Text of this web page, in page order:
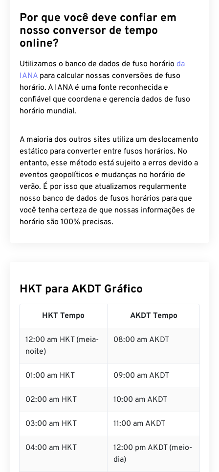
Por que você deve confiar em
nosso conversor de tempo
online?
Utilizamos o banco de dados de fuso horário da
IANA para calcular nossas conversões de fuso
horário. A IANA é uma fonte reconhecida e
confiável que coordena e gerencia dados de fuso
horário mundial.
A maioria dos outros sites utiliza um deslocamento
estático para converter entre fusos horários. No
entanto, esse método está sujeito a erros devido a
eventos geopolíticos e mudanças no horário de
verão. É por isso que atualizamos regularmente
nosso banco de dados de fusos horários para que
você tenha certeza de que nossas informações de
horário são 100% precisas.
HKT para AKDT Gráfico
HKT Tempo AKDT Tempo
12:00 am HKT (meia-
noite)
08:00 am AKDT
01:00 am HKT 09:00 am AKDT
02:00 am HKT 10:00 am AKDT
03:00 am HKT 11:00 am AKDT
04:00 am HKT
12:00 pm AKDT (meio-
dia)